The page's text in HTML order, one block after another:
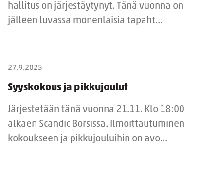
hallitus on järjestäytynyt. Tänä vuonna on
jälleen luvassa monenlaisia tapaht...
27.9.2025
Syyskokous ja pikkujoulut
Järjestetään tänä vuonna 21.11. Klo 18:00
alkaen Scandic Börsissä. Ilmoittautuminen
kokoukseen ja pikkujouluihin on avo...